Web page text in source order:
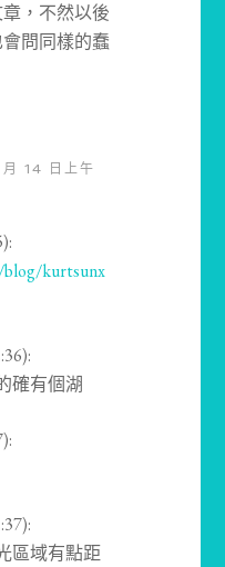
，不然以後
問同樣的蠢
14 日上午
kurtsunx
確有個湖
區域有點距